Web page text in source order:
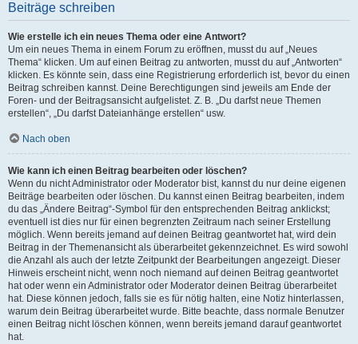
Beiträge schreiben
Wie erstelle ich ein neues Thema oder eine Antwort?
Um ein neues Thema in einem Forum zu eröffnen, musst du auf „Neues
Thema“ klicken. Um auf einen Beitrag zu antworten, musst du auf „Antworten“
klicken. Es könnte sein, dass eine Registrierung erforderlich ist, bevor du einen
Beitrag schreiben kannst. Deine Berechtigungen sind jeweils am Ende der
Foren- und der Beitragsansicht aufgelistet. Z. B. „Du darfst neue Themen
erstellen“, „Du darfst Dateianhänge erstellen“ usw.
Nach oben
Wie kann ich einen Beitrag bearbeiten oder löschen?
Wenn du nicht Administrator oder Moderator bist, kannst du nur deine eigenen
Beiträge bearbeiten oder löschen. Du kannst einen Beitrag bearbeiten, indem
du das „Ändere Beitrag“-Symbol für den entsprechenden Beitrag anklickst;
eventuell ist dies nur für einen begrenzten Zeitraum nach seiner Erstellung
möglich. Wenn bereits jemand auf deinen Beitrag geantwortet hat, wird dein
Beitrag in der Themenansicht als überarbeitet gekennzeichnet. Es wird sowohl
die Anzahl als auch der letzte Zeitpunkt der Bearbeitungen angezeigt. Dieser
Hinweis erscheint nicht, wenn noch niemand auf deinen Beitrag geantwortet
hat oder wenn ein Administrator oder Moderator deinen Beitrag überarbeitet
hat. Diese können jedoch, falls sie es für nötig halten, eine Notiz hinterlassen,
warum dein Beitrag überarbeitet wurde. Bitte beachte, dass normale Benutzer
einen Beitrag nicht löschen können, wenn bereits jemand darauf geantwortet
hat.